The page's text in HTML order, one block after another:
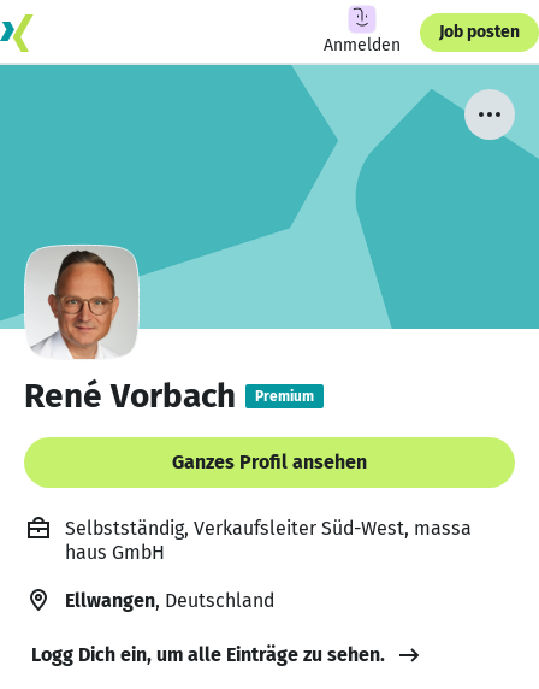
Anmelden
Job posten
René Vorbach Premium
Ganzes Profil ansehen
Selbstständig, Verkaufsleiter Süd-West, massa
haus GmbH
Ellwangen, Deutschland
Logg Dich ein, um alle Einträge zu sehen.